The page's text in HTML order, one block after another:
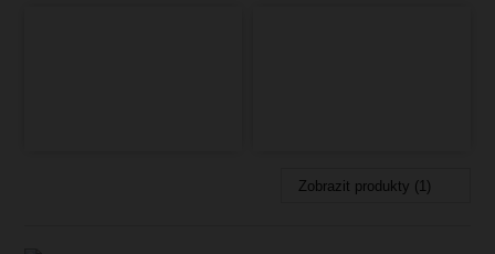
Zobrazit produkty (1)